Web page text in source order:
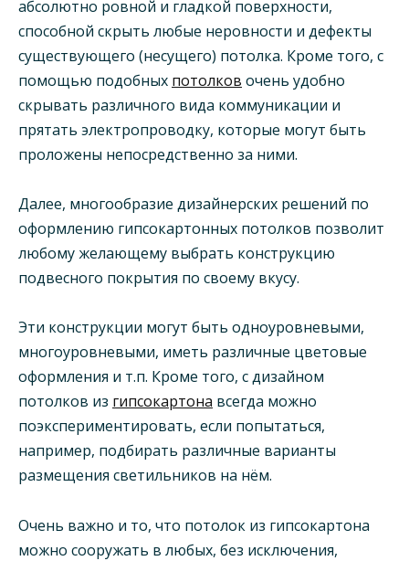
абсолютно ровной и гладкой поверхности,
способной скрыть любые неровности и дефекты
существующего (несущего) потолка. Кроме того, с
помощью подобных потолков очень удобно
скрывать различного вида коммуникации и
прятать электропроводку, которые могут быть
проложены непосредственно за ними.
Далее, многообразие дизайнерских решений по
оформлению гипсокартонных потолков позволит
любому желающему выбрать конструкцию
подвесного покрытия по своему вкусу.
Эти конструкции могут быть одноуровневыми,
многоуровневыми, иметь различные цветовые
оформления и т.п. Кроме того, с дизайном
потолков из гипсокартона всегда можно
поэкспериментировать, если попытаться,
например, подбирать различные варианты
размещения светильников на нём.
Очень важно и то, что потолок из гипсокартона
можно сооружать в любых, без исключения,